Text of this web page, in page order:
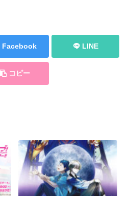
Facebook LINE
コピー